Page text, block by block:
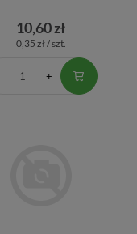
10,60 zł
0,35 zł / szt.